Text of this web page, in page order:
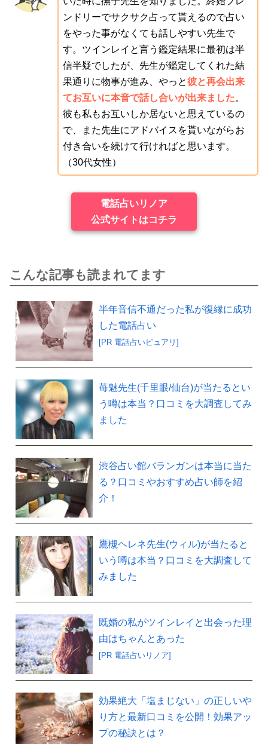
ンドリーでサクサク占って貰えるので占い
をやった事がなくても話しやすい先生で
す。ツインレイと言う鑑定結果に最初は半
信半疑でしたが、先生が鑑定してくれた結
果通りに物事が進み、やっと彼と再会出来
てお互いに本音で話し合いが出来ました。
彼も私もお互いしか居ないと思えているの
で、また先生にアドバイスを貰いながらお
付き合いを続けて行ければと思います。
（30代女性）
電話占いリノア
公式サイトはコチラ
こんな記事も読まれてます
半年音信不通だった私が復縁に成功
した電話占い
[PR 電話占いピュアリ]
苺魅先生(千里眼/仙台)が当たるとい
う噂は本当？口コミを大調査してみ
ました
渋谷占い館バランガンは本当に当た
る？口コミやおすすめ占い師を紹
介！
鷹槻ヘレネ先生(ウィル)が当たると
いう噂は本当？口コミを大調査して
みました
既婚の私がツインレイと出会った理
由はちゃんとあった
[PR 電話占いリノア]
効果絶大「塩まじない」の正しいや
り方と最新口コミを公開！効果アッ
プの秘訣とは？